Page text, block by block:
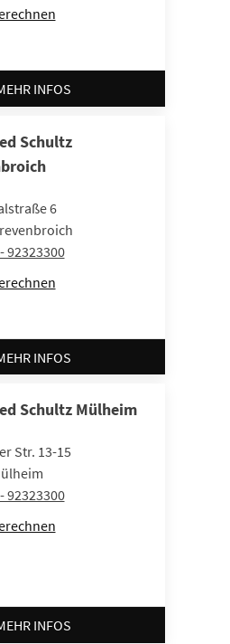
INFOS
Schultz
6
92323300
INFOS
Schultz Mülheim
Str. 13-15
92323300
INFOS